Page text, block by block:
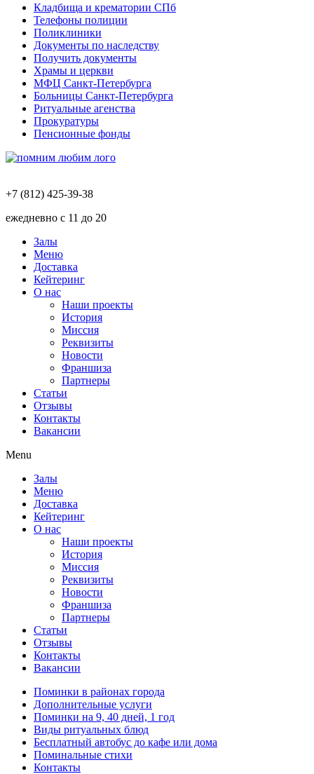
Кладбища и крематории СПб
Телефоны полиции
Поликлиники
Документы по наследству
Получить документы
Храмы и церкви
МФЦ Санкт-Петербурга
Больницы Санкт-Петербурга
Ритуальные агенства
Прокуратуры
Пенсионные фонды
+7 (812) 425-39-38
ежедневно с 11 до 20
Залы
Меню
Доставка
Кейтеринг
О нас
Наши проекты
История
Миссия
Реквизиты
Новости
Франшиза
Партнеры
Статьи
Отзывы
Контакты
Вакансии
Menu
Залы
Меню
Доставка
Кейтеринг
О нас
Наши проекты
История
Миссия
Реквизиты
Новости
Франшиза
Партнеры
Статьи
Отзывы
Контакты
Вакансии
Поминки в районах города
Дополнительные услуги
Поминки на 9, 40 дней, 1 год
Виды ритуальных блюд
Бесплатный автобус до кафе или дома
Поминальные стихи
Контакты